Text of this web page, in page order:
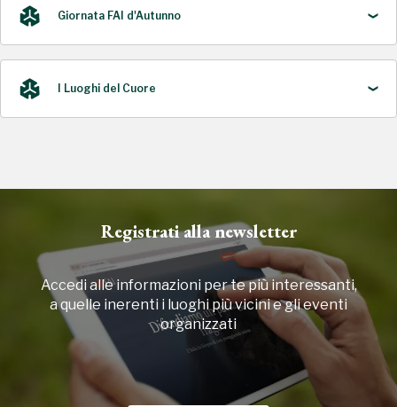
Giornata FAI d'Autunno
I Luoghi del Cuore
Registrati alla newsletter
Accedi alle informazioni per te più interessanti,
a quelle inerenti i luoghi più vicini e gli eventi
organizzati